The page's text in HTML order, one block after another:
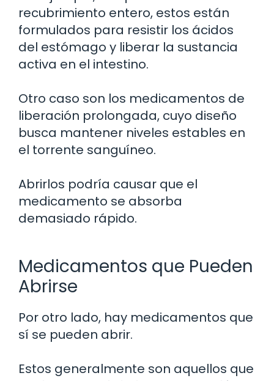
recubrimiento entero, estos están
formulados para resistir los ácidos
del estómago y liberar la sustancia
activa en el intestino.
Otro caso son los medicamentos de
liberación prolongada, cuyo diseño
busca mantener niveles estables en
el torrente sanguíneo.
Abrirlos podría causar que el
medicamento se absorba
demasiado rápido.
Medicamentos que Pueden
Abrirse
Por otro lado, hay medicamentos que
sí se pueden abrir.
Estos generalmente son aquellos que